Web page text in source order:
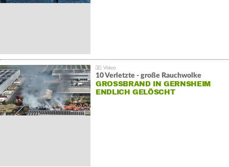
10 Verletzte - große Rauchwolke
GROSSBRAND IN GERNSHEIM E
NDLICH GELÖSCHT